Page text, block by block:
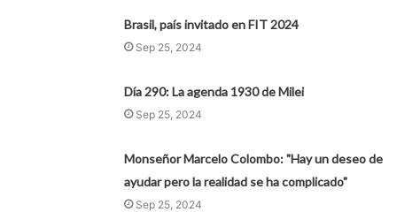
Brasil, país invitado en FIT 2024
Sep 25, 2024
Día 290: La agenda 1930 de Milei
Sep 25, 2024
Monseñor Marcelo Colombo: "Hay un deseo de
ayudar pero la realidad se ha complicado"
Sep 25, 2024